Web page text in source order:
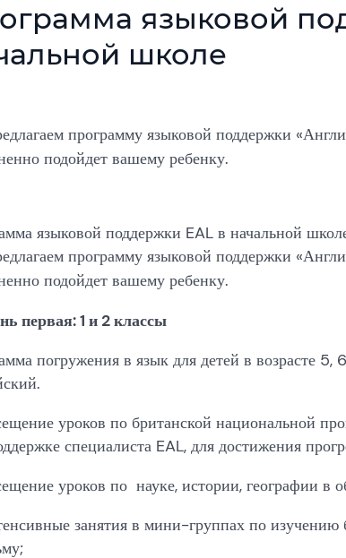
языковой
школе
программу языковой поддержки
подойдет вашему ребенку.
языковой поддержки EAL в начальной
программу языковой поддержки
подойдет вашему ребенку.
первая: 1 и 2 классы
погружения в язык для детей в возрасте 5,
уроков по британской национальной
специалиста EAL, для достижения
уроков по науке, истории, географии в
занятия в мини-группах по изучению